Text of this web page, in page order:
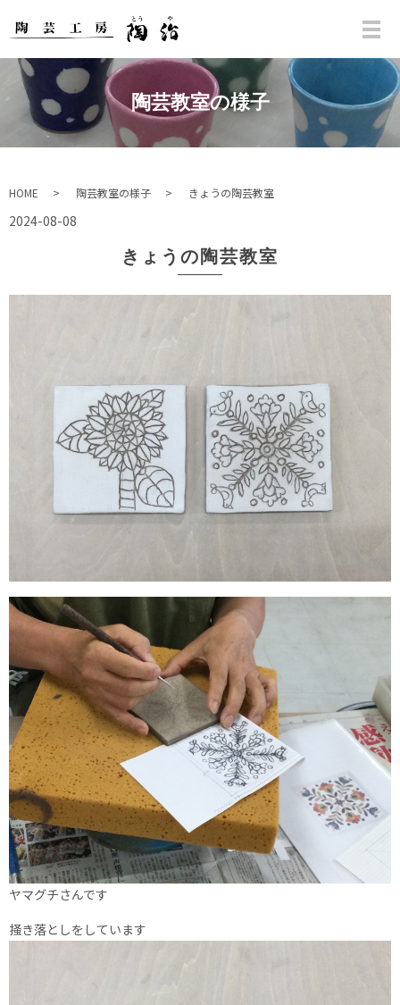
陶芸教室の様子
HOME 陶芸教室の様子 きょうの陶芸教室
2024-08-08
きょうの陶芸教室
ヤマグチさんです
掻き落としをしています